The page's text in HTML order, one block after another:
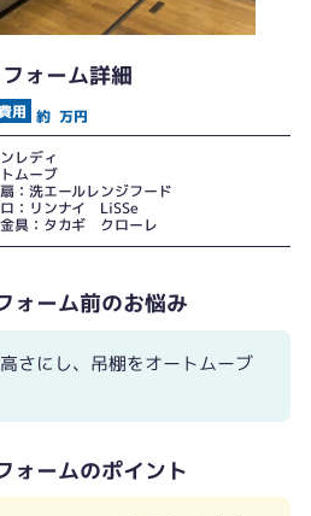
ォーム詳細
約 万円
レディ
ブ
ールレンジフード
ンナイ LiSSe
カギ クローレ
ォーム前のお悩み
さにし、吊棚をオートムーブ
ォームのポイント